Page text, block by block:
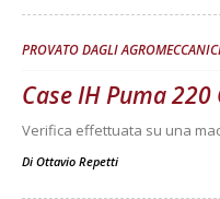
PROVATO DAGLI
Case IH Puma 220
Verifica effettuata su una
Di Ottavio Repetti